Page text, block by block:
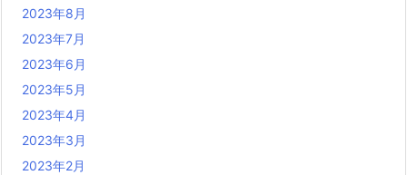
2023年8月
2023年7月
2023年6月
2023年5月
2023年4月
2023年3月
2023年2月